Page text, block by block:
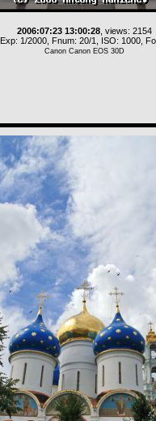
2006:07:23 13:00:28 , views: 2154
Exp: 1/2000, Fnum: 20/1, ISO: 1000,
Canon Canon EOS 30D